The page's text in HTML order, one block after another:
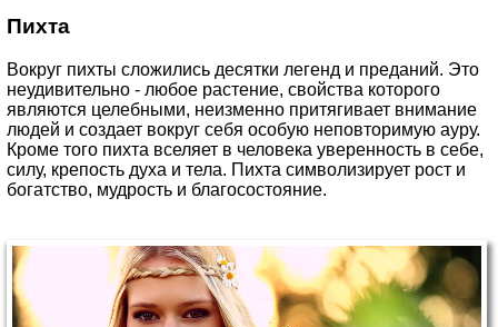
Пихта
Вокруг пихты сложились десятки легенд и преданий. Это
неудивительно - любое растение, свойства которого
являются целебными, неизменно притягивает внимание
людей и создает вокруг себя особую неповторимую ауру.
Кроме того пихта вселяет в человека уверенность в себе,
силу, крепость духа и тела. Пихта символизирует рост и
богатство, мудрость и благосостояние.